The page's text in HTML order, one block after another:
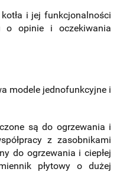
i jej funkcjonalności
o opinie i oczekiwania
modele jednofunkcyjne i
są do ogrzewania i
z zasobnikami
do ogrzewania i ciepłej
płytowy o dużej